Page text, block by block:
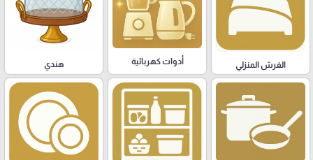
الفرش المنزلي أدوات كهربائية هندي